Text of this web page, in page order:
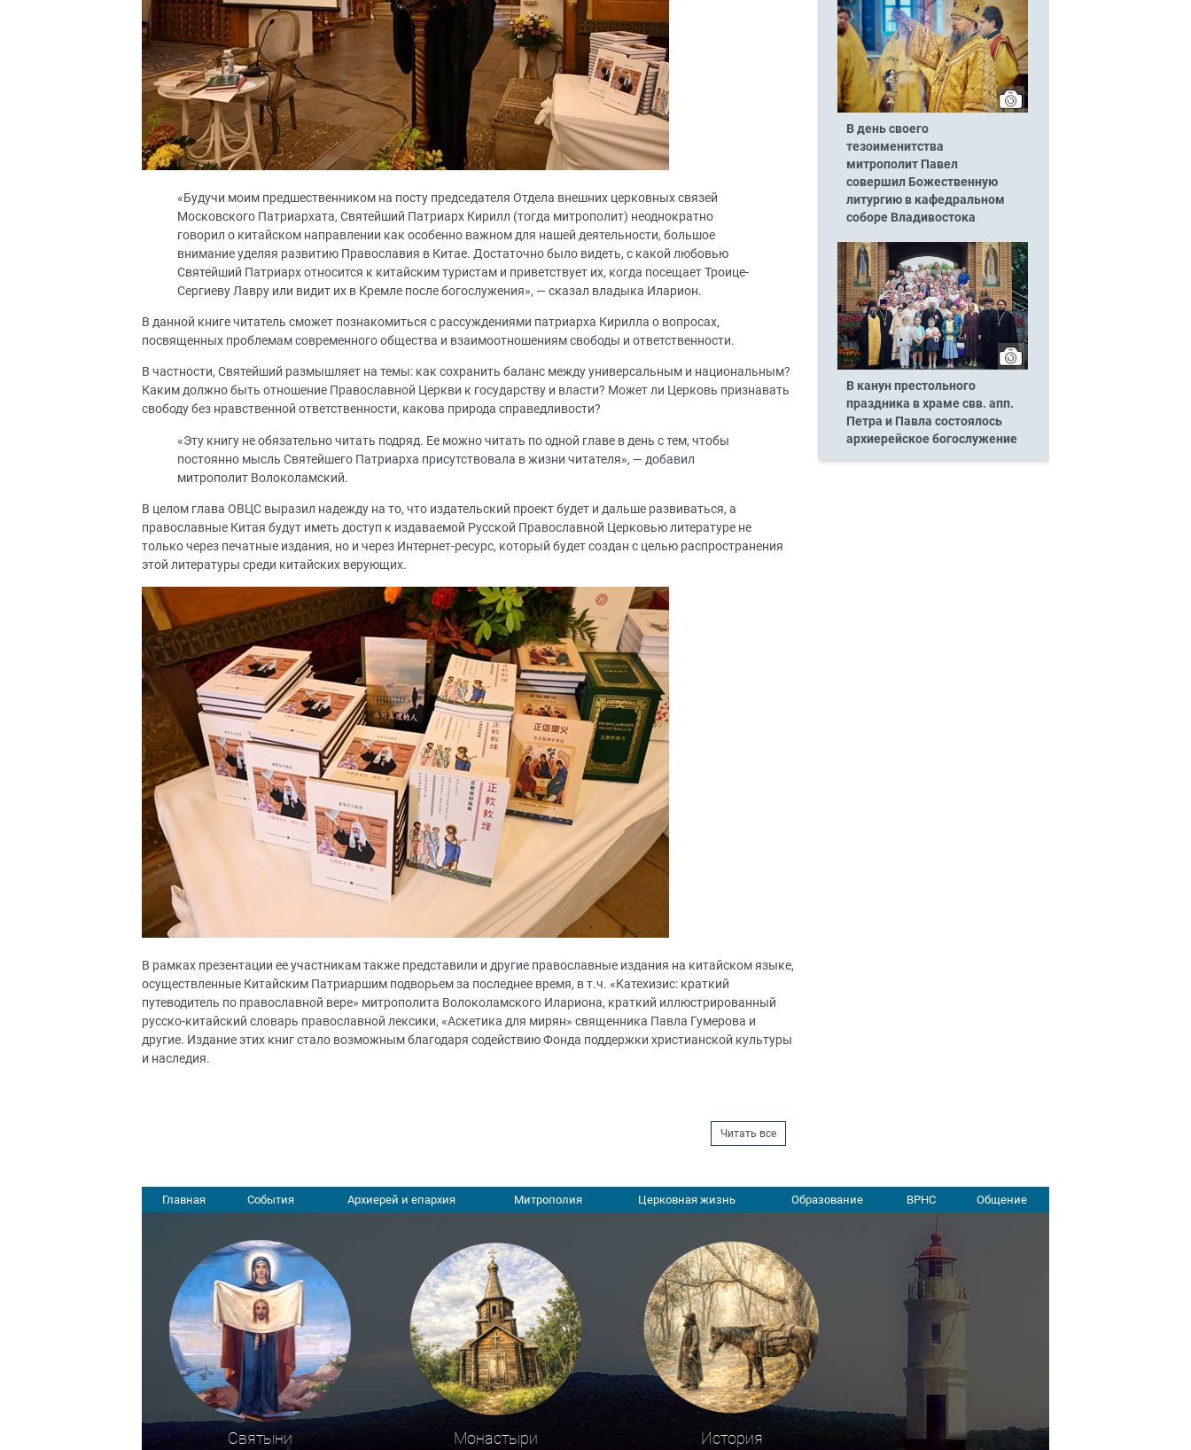
«Будучи моим предшественником на посту председателя Отдела внешних церковных связей
Московского Патриархата, Святейший Патриарх Кирилл (тогда митрополит) неоднократно
говорил о китайском направлении как особенно важном для нашей деятельности, большое
внимание уделяя развитию Православия в Китае. Достаточно было видеть, с какой любовью
Святейший Патриарх относится к китайским туристам и приветствует их, когда посещает Троице-
Сергиеву Лавру или видит их в Кремле после богослужения», — сказал владыка Иларион.
В данной книге читатель сможет познакомиться с рассуждениями патриарха Кирилла о вопросах,
посвященных проблемам современного общества и взаимоотношениям свободы и ответственности.
В частности, Святейший размышляет на темы: как сохранить баланс между универсальным и национальным?
Каким должно быть отношение Православной Церкви к государству и власти? Может ли Церковь признавать
свободу без нравственной ответственности, какова природа справедливости?
«Эту книгу не обязательно читать подряд. Ее можно читать по одной главе в день с тем, чтобы
постоянно мысль Святейшего Патриарха присутствовала в жизни читателя», — добавил
митрополит Волоколамский.
В целом глава ОВЦС выразил надежду на то, что издательский проект будет и дальше развиваться, а
православные Китая будут иметь доступ к издаваемой Русской Православной Церковью литературе не
только через печатные издания, но и через Интернет-ресурс, который будет создан с целью распространения
этой литературы среди китайских верующих.
В рамках презентации ее участникам также представили и другие православные издания на китайском языке,
осуществленные Китайским Патриаршим подворьем за последнее время, в т.ч. «Катехизис: краткий
путеводитель по православной вере» митрополита Волоколамского Илариона, краткий иллюстрированный
русско-китайский словарь православной лексики, «Аскетика для мирян» священника Павла Гумерова и
другие. Издание этих книг стало возможным благодаря содействию Фонда поддержки христианской культуры
и наследия.
Читать все
В день своего
тезоименитства
митрополит Павел
совершил Божественную
литургию в кафедральном
соборе Владивостока
В канун престольного
праздника в храме свв. апп.
Петра и Павла состоялось
архиерейское богослужение
Главная События Архиерей и епархия Митрополия Церковная жизнь Образование ВРНС Общение
Святыни Монастыри История